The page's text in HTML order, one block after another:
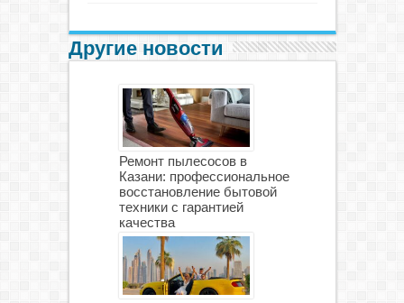
Другие новости
Ремонт пылесосов в
Казани: профессиональное
восстановление бытовой
техники с гарантией
качества